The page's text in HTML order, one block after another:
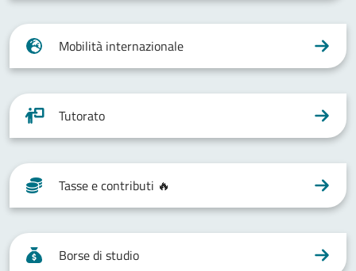
Mobilità internazionale
Tutorato
Tasse e contributi 🔥
Borse di studio